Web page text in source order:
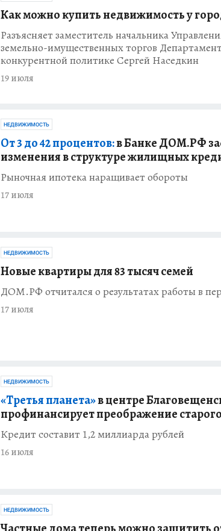
Как можно купить недвижимость у
Разъясняет заместитель начальника
земельно-имущественных торгов
конкурентной политике Сергей Наседкин
19 июля
НЕДВИЖИМОСТЬ
От 3 до 42 процентов:в Банке ДОМ.РФ
изменения в структуре жилищных
Рыночная ипотека наращивает обороты
17 июля
НЕДВИЖИМОСТЬ
Новые квартиры для 83 тысяч семей
ДОМ.РФ отчитался о результатах работы в
17 июля
НЕДВИЖИМОСТЬ
«Третья планета»в центре
профинансирует преображение
Кредит составит 1,2 миллиарда рублей
16 июля
НЕДВИЖИМОСТЬ